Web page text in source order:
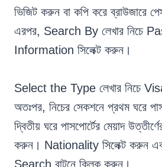
ভিজিট করুন বা কপি করে ব্রাউজারে
এরপর, Search By লেখার নিচে
Information সিলেক্ট করুন।
Select the Type লেখার নিচে
অতঃপর, নিচের সেকশনে প্রথম ঘরে
দ্বিতীয় ঘরে পাসপোর্টের মেয়াদ
করুন। Nationality সিলেক্ট করুন
Search বাটনে ক্লিক করুন।